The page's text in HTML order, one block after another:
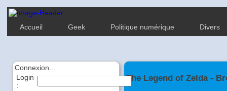
Accueil Geek Politique numérique Divers
Connexion...
Login
:
The Legend of Zelda -